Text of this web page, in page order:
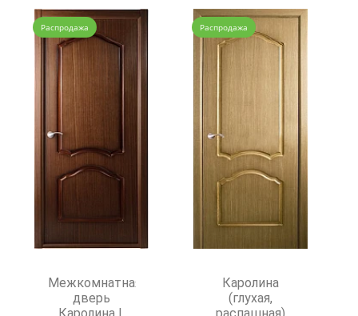
Распродажа
Межкомнатная
дверь
Распродажа
Каролина
(глухая,